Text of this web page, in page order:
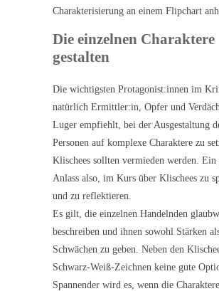
Charakterisierung an einem Flipchart
Die einzelnen Charaktere
gestalten
Die wichtigsten Protagonist:innen im
natürlich Ermittler:in, Opfer und
Luger empfiehlt, bei der Ausgestaltung
Personen auf komplexe Charaktere zu
Klischees sollten vermieden werden. Ein
Anlass also, im Kurs über Klischees zu
und zu reflektieren.
Es gilt, die einzelnen Handelnden
beschreiben und ihnen sowohl Stärken
Schwächen zu geben. Neben den
Schwarz-Weiß-Zeichnen keine gute
Spannender wird es, wenn die